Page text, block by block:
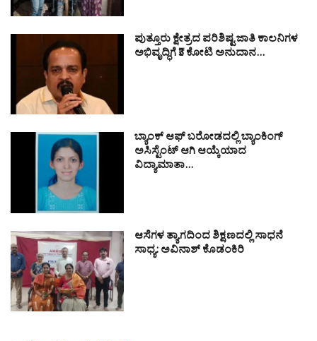
ಪುತ್ತೂರು ಕ್ಷೇತ್ರದ ಪರಿಶಿಷ್ಟ ಜಾತಿ ಕಾಲನಿಗಳ
ಅಭಿವೃದ್ಧಿಗೆ ₹3 ಕೋಟಿ ಅನುದಾನ…
ಬ್ಯಾಂಕ್ ಆಫ್ ಬರೋಡದಲ್ಲಿ ಬ್ಯಾಂಕಿಂಗ್
ಅಸಿಸ್ಟೆಂಟ್ ಆಗಿ ಆಯ್ಕೆಯಾದ
ವಿದ್ಯಾಮಾತಾ…
ಆಸೆಗಳ ತ್ಯಾಗದಿಂದ ಶಿಕ್ಷಣದಲ್ಲಿ ಸಾಧನೆ
ಸಾಧ್ಯ: ಅವಿನಾಶ್ ಕೊಡಂಕಿರಿ